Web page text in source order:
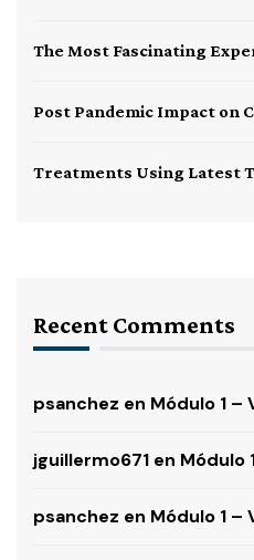
The Most Fascinating
Post Pandemic Impact on
Treatments Using Latest
Recent Comments
psanchez en Módulo 1 –
jguillermo671 en Módulo
psanchez en Módulo 1 –